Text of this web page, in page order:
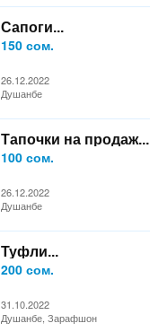
Сапоги...
150 сом.
26.12.2022
Душанбе
Тапочки на продаж...
100 сом.
26.12.2022
Душанбе
Туфли...
200 сом.
31.10.2022
Душанбе, Зарафшон